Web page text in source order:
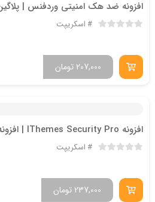
اسکریپت
تومان 207,000
افزونه IThemes Security Pro | افزونه پیشرفته امنیتی وردپرس
اسکریپت
تومان 237,000